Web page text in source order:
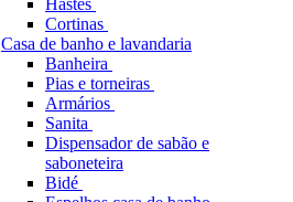
Hastes
Cortinas
Casa de banho e lavandaria
Banheira
Pias e torneiras
Armários
Sanita
Dispensador de sabão e
saboneteira
Bidé